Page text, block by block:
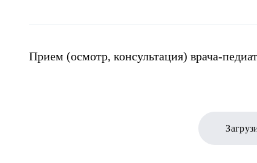
Прием (осмотр, консультация) врача-